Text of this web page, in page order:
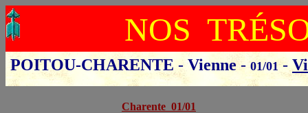
NOS
POITOU-CHARENTE - Vienne- 01/01 -
Cliquer sur le
Charente 01/01